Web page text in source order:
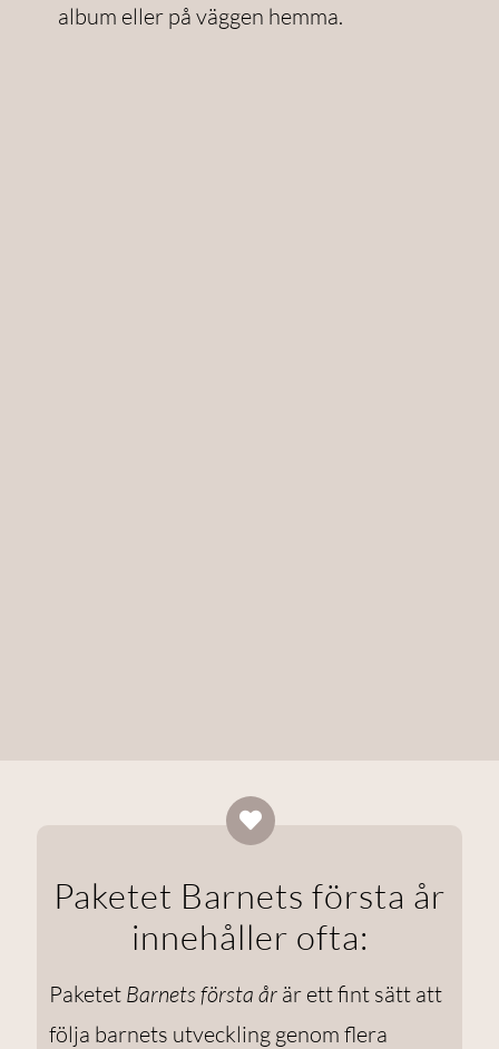
album eller på väggen hemma.
Paketet Barnets första år
innehåller ofta:
Paketet Barnets första år är ett fint sätt att
följa barnets utveckling genom flera